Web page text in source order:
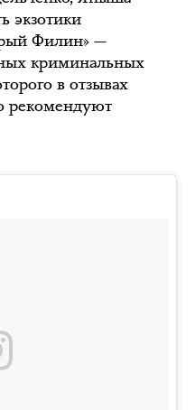
экзотики
Филин» —
криминальных
в отзывах
рекомендуют